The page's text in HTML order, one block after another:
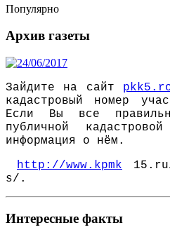
Популярно
Архив газеты
Зайдите на сайт
кадастровый номер
Если Вы все
публичной
информация о нём.
http://www.kpmk
s/.
Интересные факты